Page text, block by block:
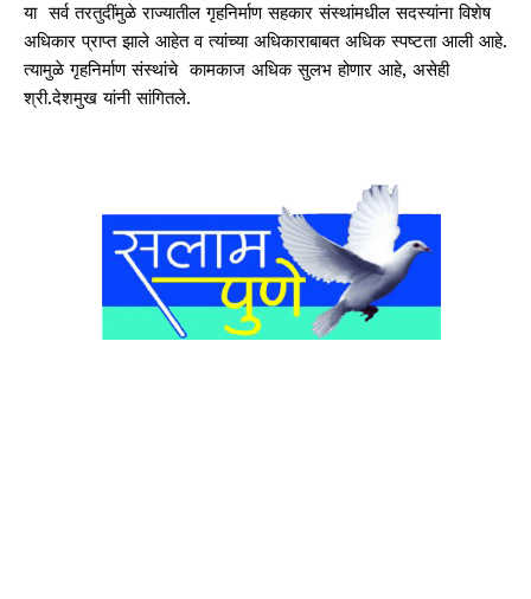
या सर्व तरतुदींमुळे राज्यातील गृहनिर्माण सहकार संस्थांमधील सदस्यांना विशेष
अधिकार प्राप्त झाले आहेत व त्यांच्या अधिकाराबाबत अधिक स्पष्टता आली आहे.
त्यामुळे गृहनिर्माण संस्थांचे कामकाज अधिक सुलभ होणार आहे, असेही
श्री.देशमुख यांनी सांगितले.